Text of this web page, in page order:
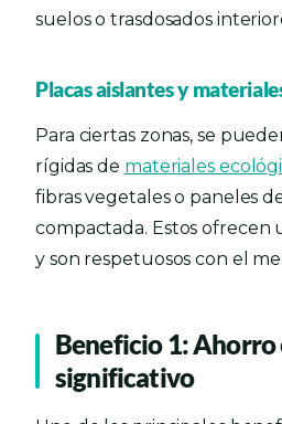
suelos o trasdosados
Placas aislantes y
Para ciertas zonas, se
rígidas de materiales
fibras vegetales o paneles
compactada. Estos
y son respetuosos con el
Beneficio 1:
significativo